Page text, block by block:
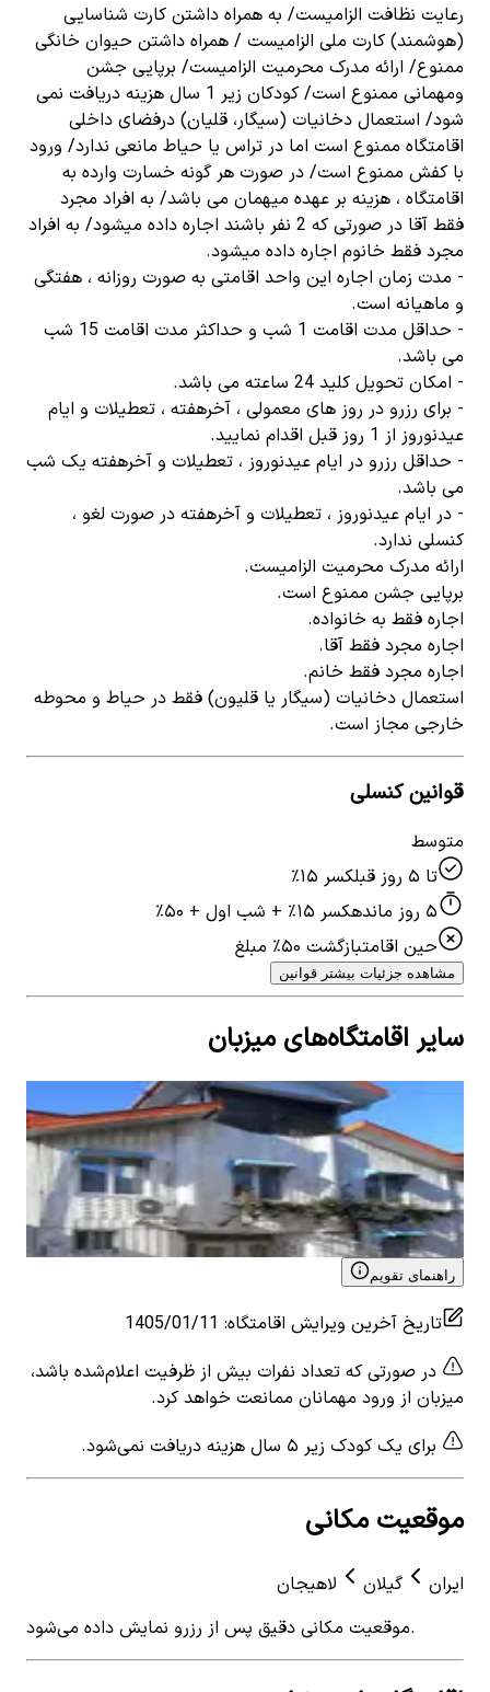
رعایت نظافت الزامیست/ به همراه داشتن کارت شناسایی
(هوشمند) کارت ملی الزامیست / همراه داشتن حیوان خانگی
ممنوع/ ارائه مدرک محرمیت الزامیست/ برپایی جشن
ومهمانی ممنوع است/ کودکان زیر 1 سال هزینه دریافت نمی
شود/ استعمال دخانیات (سیگار، قلیان) درفضای داخلی
اقامتگاه ممنوع است اما در تراس یا حیاط مانعی ندارد/ ورود
با کفش ممنوع است/ در صورت هر گونه خسارت وارده به
اقامتگاه ، هزینه بر عهده میهمان می باشد/ به افراد مجرد
فقط آقا در صورتی که 2 نفر باشند اجاره داده میشود/ به افراد
مجرد فقط خانوم اجاره داده میشود.
- مدت زمان اجاره این واحد اقامتی به صورت روزانه ، هفتگی
و ماهیانه است.
- حداقل مدت اقامت 1 شب و حداکثر مدت اقامت 15 شب
می باشد.
- امکان تحویل کلید 24 ساعته می باشد.
- برای رزرو در روز های معمولی ، آخرهفته ، تعطیلات و ایام
عیدنوروز از 1 روز قبل اقدام نمایید.
- حداقل رزرو در ایام عیدنوروز ، تعطیلات و آخرهفته یک شب
می باشد.
- در ایام عیدنوروز ، تعطیلات و آخرهفته در صورت لغو ،
کنسلی ندارد.
ارائه مدرک محرمیت الزامیست.
برپایی جشن ممنوع است.
اجاره فقط به خانواده.
اجاره مجرد فقط آقا.
اجاره مجرد فقط خانم.
استعمال دخانیات (سیگار یا قلیون) فقط در حیاط و محوطه
خارجی مجاز است.
قوانین کنسلی
متوسط
تا ۵ روز قبل
کسر ۱۵٪
۵ روز مانده
کسر ۱۵٪ + شب اول + ۵۰٪
حین اقامتبازگشت ۵۰٪ مبلغ
مشاهده جزئیات بیشتر قوانین
سایر اقامتگاه‌های میزبان
اجاره منزل ویلایی مبله در طالقانی لاهیجان
2 اتاق خواب6 نفر
5
۷۰۰٬۰۰۰تومان
View details for اجاره منزل ویلایی مبله در طالقانی
لاهیجان
راهنمای تقویم
تاریخ آخرین ویرایش اقامتگاه:
1405/01/11
در صورتی که تعداد نفرات بیش از ظرفیت اعلام‌شده باشد،
میزبان از ورود مهمانان ممانعت خواهد کرد.
برای یک کودک زیر ۵ سال هزینه دریافت نمی‌شود.
موقعیت مکانی
ایران گیلان
لاهیجان
موقعیت مکانی دقیق پس از رزرو نمایش داده می‌شود.